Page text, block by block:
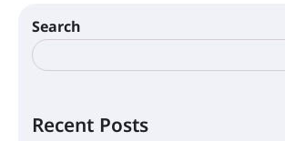
Search
Recent Posts